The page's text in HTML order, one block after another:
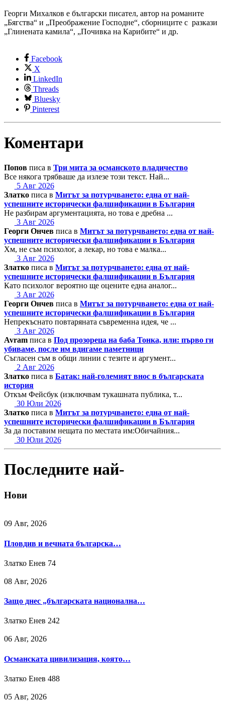
Георги Михалков е български писател, автор на романите
„Бягства“ и „Преображение Господне“, сборниците с разкази
„Глинената камила“, „Почивка на Карибите“ и др.
Facebook
X
LinkedIn
Threads
Bluesky
Pinterest
Коментари
Попов писа в Три мита за османското владичество
Все някога трябваше да излезе този текст. Най...
5 Авг 2026
Златко писа в Митът за потурчването: една от най-
успешните исторически фалшификации в България
Не разбирам аргументацията, но това е дребна ...
3 Авг 2026
Георги Ончев писа в Митът за потурчването: една от най-
успешните исторически фалшификации в България
Хм, не съм психолог, а лекар, но това е малка...
3 Авг 2026
Златко писа в Митът за потурчването: една от най-
успешните исторически фалшификации в България
Като психолог вероятно ще оцените една аналог...
3 Авг 2026
Георги Ончев писа в Митът за потурчването: една от най-
успешните исторически фалшификации в България
Непрекъснато повтаряната съвременна идея, че ...
3 Авг 2026
Avram писа в Под прозореца на баба Тонка, или: първо ги
убиваме, после им вдигаме паметници
Съгласен съм в общи линии с тезите и аргумент...
2 Авг 2026
Златко писа в Батак: най-големият внос в българската
история
Откъм Фейсбук (изключвам тукашната публика, т...
30 Юли 2026
Златко писа в Митът за потурчването: една от най-
успешните исторически фалшификации в България
За да поставим нещата по местата им:Обичайния...
30 Юли 2026
Последните най-
Нови
09 Авг, 2026
Пловдив и вечната българска…
Златко Енев 74
08 Авг, 2026
Защо днес „българската национална…
Златко Енев 242
06 Авг, 2026
Османската цивилизация, която…
Златко Енев 488
05 Авг, 2026